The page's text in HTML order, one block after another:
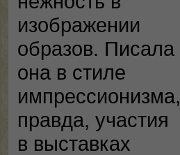
изображении
образов. Писала
она в стиле
импрессионизма,
правда, участия
в выставках